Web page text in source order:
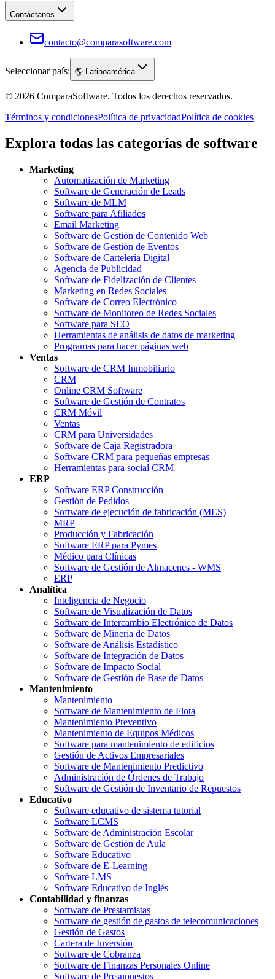
Contáctanos
contacto@comparasoftware.com
Seleccionar país: 🌎 Latinoamérica
© 2026 ComparaSoftware. Todos los derechos reservados.
Términos y condicionesPolítica de privacidadPolítica de cookies
Explora todas las categorías de software
Marketing
Automatización de Marketing
Software de Generación de Leads
Software de MLM
Software para Afiliados
Email Marketing
Software de Gestión de Contenido Web
Software de Gestión de Eventos
Software de Cartelería Digital
Agencia de Publicidad
Software de Fidelización de Clientes
Marketing en Redes Sociales
Software de Correo Electrónico
Software de Monitoreo de Redes Sociales
Software para SEO
Herramientas de análisis de datos de marketing
Programas para hacer páginas web
Ventas
Software de CRM Inmobiliario
CRM
Online CRM Software
Software de Gestión de Contratos
CRM Móvil
Ventas
CRM para Universidades
Software de Caja Registradora
Software CRM para pequeñas empresas
Herramientas para social CRM
ERP
Software ERP Construcción
Gestión de Pedidos
Software de ejecución de fabricación (MES)
MRP
Producción y Fabricación
Software ERP para Pymes
Médico para Clínicas
Software de Gestión de Almacenes - WMS
ERP
Analítica
Inteligencia de Negocio
Software de Visualización de Datos
Software de Intercambio Electrónico de Datos
Software de Minería de Datos
Software de Análisis Estadístico
Software de Integración de Datos
Software de Impacto Social
Software de Gestión de Base de Datos
Mantenimiento
Mantenimiento
Software de Mantenimiento de Flota
Mantenimiento Preventivo
Mantenimiento de Equipos Médicos
Software para mantenimiento de edificios
Gestión de Activos Empresariales
Software de Mantenimiento Predictivo
Administración de Órdenes de Trabajo
Software de Gestión de Inventario de Repuestos
Educativo
Software educativo de sistema tutorial
Software LCMS
Software de Administración Escolar
Software de Gestión de Aula
Software Educativo
Software de E-Learning
Software LMS
Software Educativo de Inglés
Contabilidad y finanzas
Software de Prestamistas
Software de gestión de gastos de telecomunicaciones
Gestión de Gastos
Cartera de Inversión
Software de Cobranza
Software de Finanzas Personales Online
Software de Presupuestos